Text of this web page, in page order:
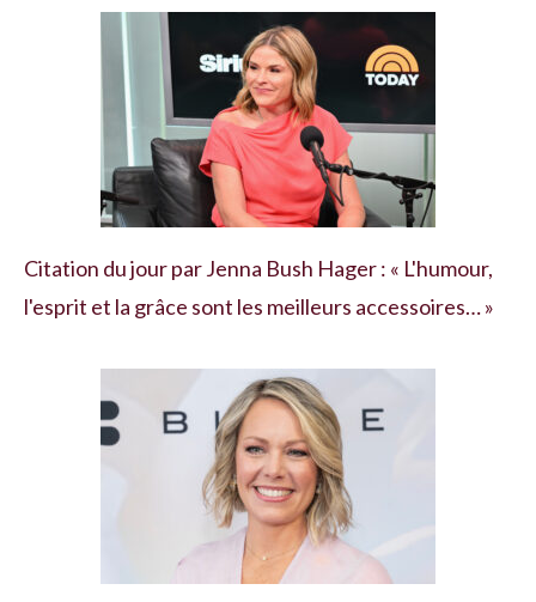
Citation du jour par Jenna Bush Hager : « L'humour,
l'esprit et la grâce sont les meilleurs accessoires… »